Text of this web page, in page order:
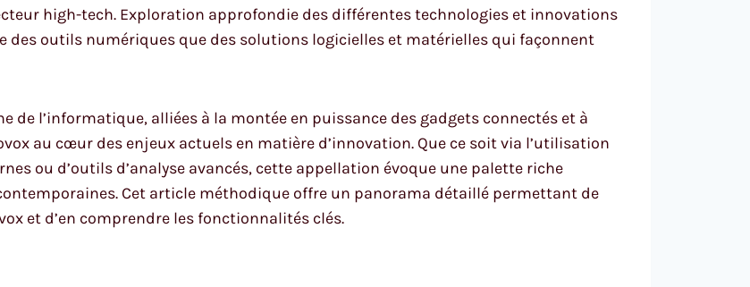
high-tech. Exploration approfondie des différentes technologies et innovations
des outils numériques que des solutions logicielles et matérielles qui façonnent
de l’informatique, alliées à la montée en puissance des gadgets connectés et à
au cœur des enjeux actuels en matière d’innovation. Que ce soit via l’utilisation
ou d’outils d’analyse avancés, cette appellation évoque une palette riche
Cet article méthodique offre un panorama détaillé permettant de
et d’en comprendre les fonctionnalités clés.